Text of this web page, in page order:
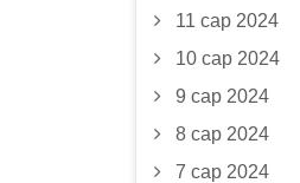
11 сар 2024
10 сар 2024
9 сар 2024
8 сар 2024
7 сар 2024